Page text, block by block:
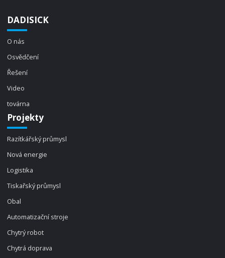
DADISICK
O nás
Osvědčení
Řešení
Video
továrna
Projekty
Razítkářský průmysl
Nová energie
Logistika
Tiskařský průmysl
Obal
Automatizační stroje
Chytrý robot
Chytrá doprava